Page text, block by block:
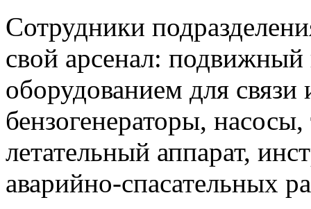
Сотрудники
свой арсенал: подвижный
оборудованием для
бензогенераторы,
летательный аппарат,
аварийно-спасательных